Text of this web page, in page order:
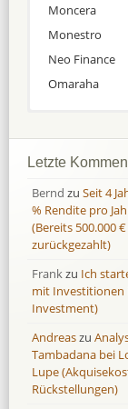
Moncera
Monestro
Neo Finance
Omaraha
Bondora
Finbee
Finbee (CZK)
HeavyFinance
IUVO Group
Lenndy
Moncera
Monestro
Neo Finance
Bondora
Finbee
Finbee (CZK)
HeavyFinance
IUVO Group
Lenndy
Moncera
Monestro
Neo Finance
Letzte
Bernd zu Seit 4
% Rendite pro
(Bereits 500.000
zurückgezahlt)
Frankzu Ich
mit Investitionen
Investment)
Andreaszu
Tambadana bei
Lupe
Rückstellungen)